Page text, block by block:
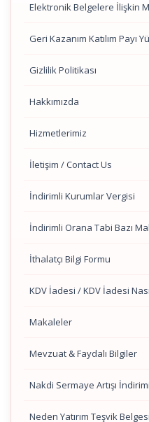
Elektronik Belgelere İlişkin
Geri Kazanım Katılım Payı
Gizlilik Politikası
Hakkımızda
Hizmetlerimiz
İletişim / Contact Us
İndirimli Kurumlar Vergisi
İndirimli Orana Tabi Bazı
İthalatçı Bilgi Formu
KDV İadesi / KDV İadesi
Makaleler
Mevzuat & Faydalı Bilgiler
Nakdi Sermaye Artışı İndirimi
Neden Yatırım Teşvik